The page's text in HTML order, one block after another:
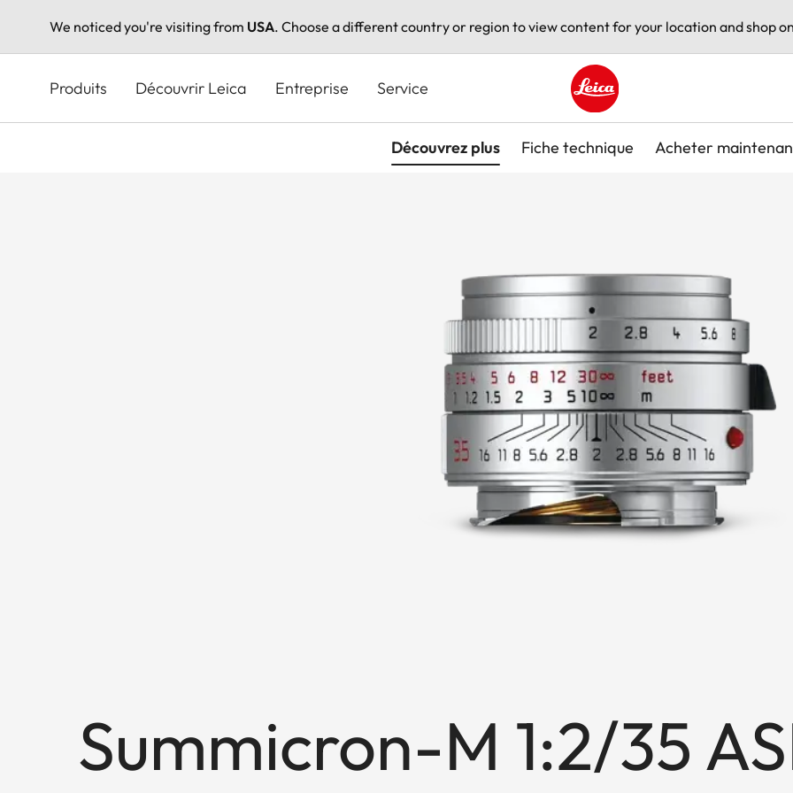
We noticed you're visiting from USA. Choose a different country or region to view content for your location and shop
principal
Produits Découvrir Leica Entreprise Service
Leica logo - Home
Découvrez plus Fiche technique Acheter
Summicron-M 1:2/35